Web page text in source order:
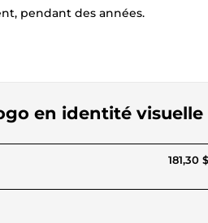
pendant des années.
en identité visuelle
181,30